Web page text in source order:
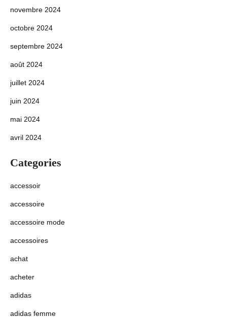
novembre 2024
octobre 2024
septembre 2024
août 2024
juillet 2024
juin 2024
mai 2024
avril 2024
Categories
accessoir
accessoire
accessoire mode
accessoires
achat
acheter
adidas
adidas femme